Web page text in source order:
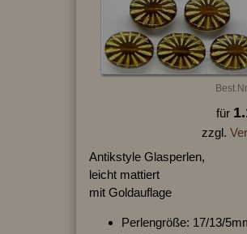
für
zzgl.
Antikstyle Glasperlen,
leicht mattiert
mit Goldauflage
Perlengröße: 17/13/